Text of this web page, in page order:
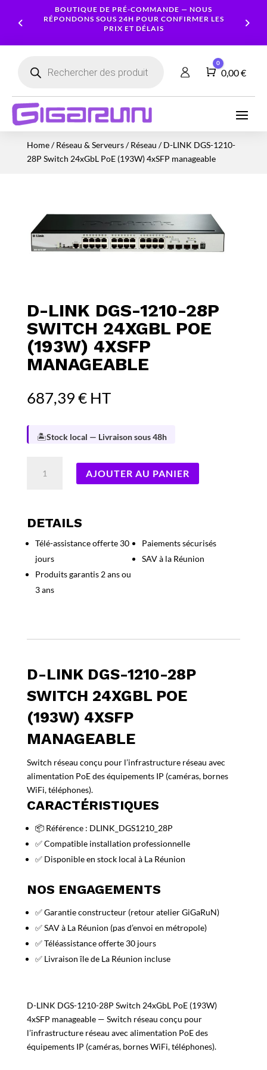
BOUTIQUE DE PRÉ-COMMANDE — NOUS
RÉPONDONS SOUS 24H POUR CONFIRMER LES
PRIX ET DÉLAIS
produits
Panier
0
0,00€
Home/Réseau & Serveurs/Réseau / D-LINK DGS-1210-
28P Switch 24xGbL PoE (193W) 4xSFP manageable
D-LINK DGS-1210-28P
SWITCH 24XGBL POE
(193W) 4XSFP
MANAGEABLE
687,39€ HT
🏝️Stock local — Livraison sous 48h
DGS-
28P
Switch
24xGbL
PoE
AJOUTER AU PANIER
DETAILS
Télé-assistance offerte 30
jours
Produits garantis 2 ans ou
3 ans
Paiements sécurisés
SAV à la Réunion
D-LINK DGS-1210-28P
SWITCH 24XGBL POE
(193W) 4XSFP
MANAGEABLE
Switch réseau conçu pour l’infrastructure réseau avec
alimentation PoE des équipements IP (caméras, bornes
WiFi, téléphones).
CARACTÉRISTIQUES
📦 Référence : DLINK_DGS1210_28P
✅ Compatible installation professionnelle
✅ Disponible en stock local à La Réunion
NOS ENGAGEMENTS
✅ Garantie constructeur (retour atelier GiGaRuN)
✅ SAV à La Réunion (pas d’envoi en métropole)
✅ Téléassistance offerte 30 jours
✅ Livraison île de La Réunion incluse
D-LINK DGS-1210-28P Switch 24xGbL PoE (193W)
4xSFP manageable — Switch réseau conçu pour
l’infrastructure réseau avec alimentation PoE des
équipements IP (caméras, bornes WiFi, téléphones).
Ordinateurs
Portables
Ordinateurs
Processeur
Graphique
Alimentations
PC
Cartes
Ecrans
Serveur
NAS
Caméras
Réseau
Serveurs
Onduleurs
SmartphonesLogiciels